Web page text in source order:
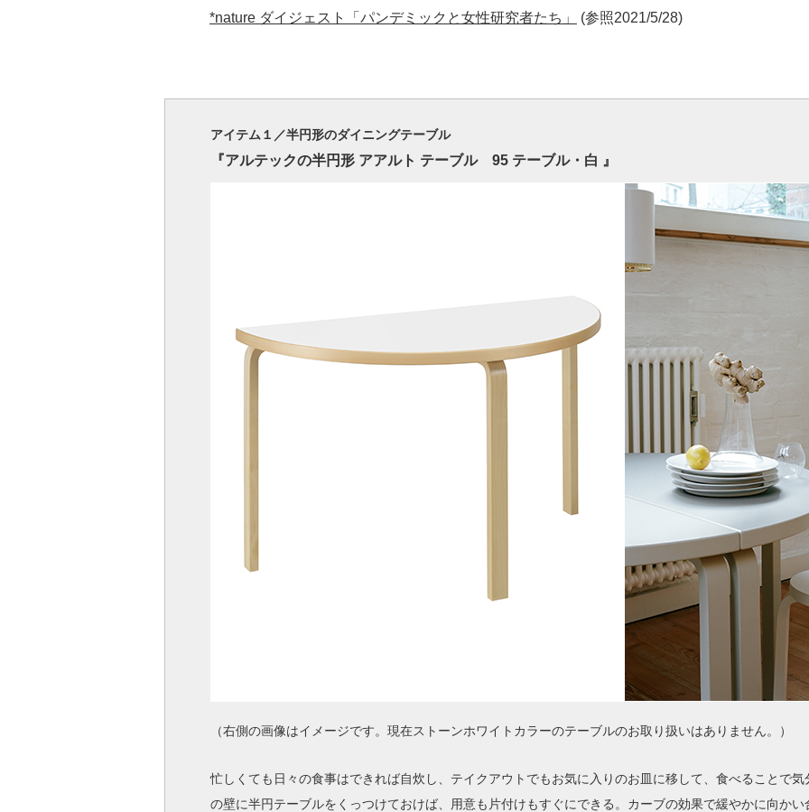
*nature ダイジェスト「パンデミックと女性研究者たち」 (参照2021/5/28)
アイテム１／半円形のダイニングテーブル
『アルテックの半円形 アアルト テーブル 95 テーブル・白 』
（右側の画像はイメージです。現在ストーンホワイトカラーのテーブルのお取り扱いはありません。）
忙しくても日々の食事はできれば自炊し、テイクアウトでもお気に入りのお皿に移して、食べることで
の壁に半円テーブルをくっつけておけば、用意も片付けもすぐにできる。カーブの効果で緩やかに向か